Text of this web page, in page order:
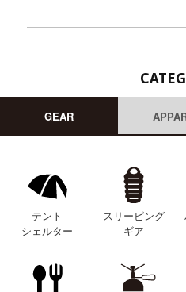
GEAR
テント
シェルター
スリーピング
ギア